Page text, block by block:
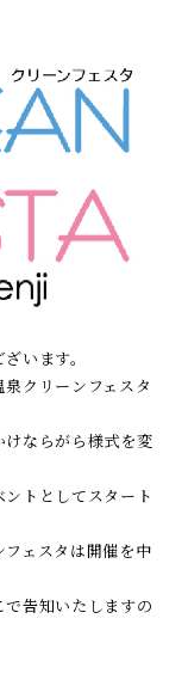
います。
クリーンフェスタ
ならがら様式を変
トとしてスタート
ェスタは開催を中
告知いたしますの